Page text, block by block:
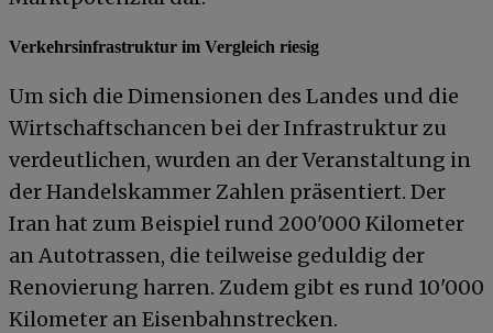
Verkehrsinfrastruktur im Vergleich riesig
Um sich die Dimensionen des Landes und die
Wirtschaftschancen bei der Infrastruktur zu
verdeutlichen, wurden an der Veranstaltung in
der Handelskammer Zahlen präsentiert. Der
Iran hat zum Beispiel rund 200'000 Kilometer
an Autotrassen, die teilweise geduldig der
Renovierung harren. Zudem gibt es rund 10'000
Kilometer an Eisenbahnstrecken.